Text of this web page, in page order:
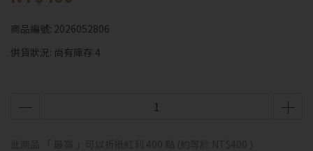
商品編號: 2026052806
供貨狀況: 尚有庫存 4